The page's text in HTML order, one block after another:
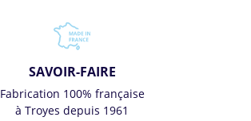
SAVOIR-FAIRE
Fabrication 100% française
à Troyes depuis 1961